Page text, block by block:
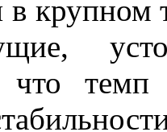
крупном
что темп